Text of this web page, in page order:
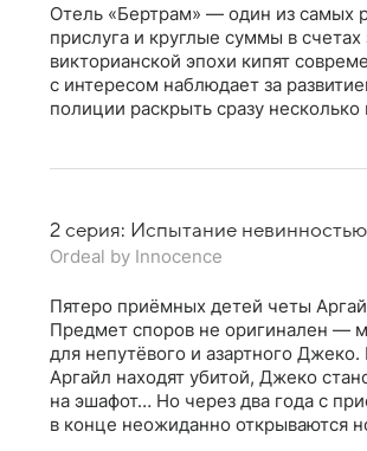
Отель «Бертрам» — один из самых
прислуга и круглые суммы в
викторианской эпохи кипят
с интересом наблюдает за
полиции раскрыть сразу
2 серия: Испытание невинностью
Ordeal by Innocence
Пятеро приёмных детей четы
Предмет споров не оригинален —
для непутёвого и азартного
Аргайл находят убитой, Джеко
на эшафот… Но через два года с
в конце неожиданно открываются